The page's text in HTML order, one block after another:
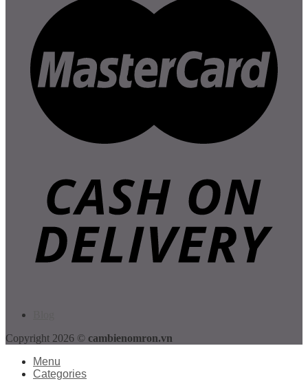
Copyright 2026 © cambienomron.vn
Menu
Categories